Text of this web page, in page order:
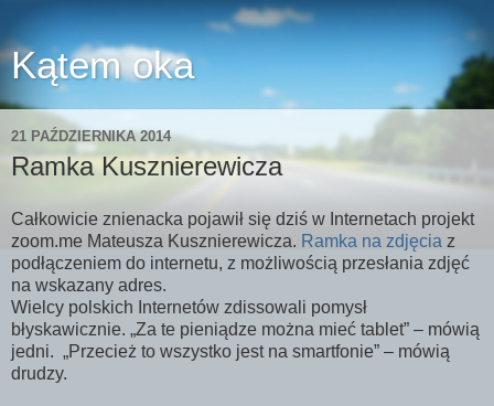
Kątem oka
21 PAŹDZIERNIKA 2014
Ramka Kusznierewicza
Całkowicie znienacka pojawił się dziś w Internetach projekt
zoom.me Mateusza Kusznierewicza. Ramka na zdjęcia z
podłączeniem do internetu, z możliwością przesłania zdjęć
na wskazany adres.
Wielcy polskich Internetów zdissowali pomysł
błyskawicznie. „Za te pieniądze można mieć tablet” – mówią
jedni. „Przecież to wszystko jest na smartfonie” – mówią
drudzy.